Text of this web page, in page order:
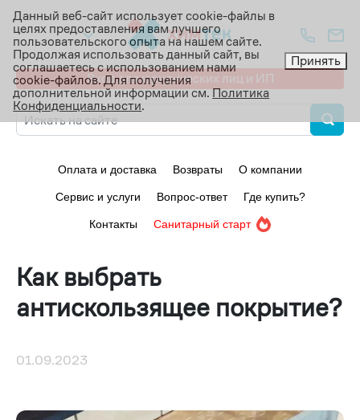
Ваш город:
Вход для юридических лиц и ИП
Оплата и доставка Возвраты О компании
Сервис и услуги Вопрос-ответ Где купить?
Контакты Санитарный старт
Как выбрать
антискользящее покрытие?
01.09.2023
Данный веб-сайт использует cookie-файлы в
целях предоставления вам лучшего
пользовательского опыта на нашем сайте.
Продолжая использовать данный сайт, вы
соглашаетесь с использованием нами
cookie-файлов. Для получения
дополнительной информации см.Политика
Конфиденциальности.
Принять